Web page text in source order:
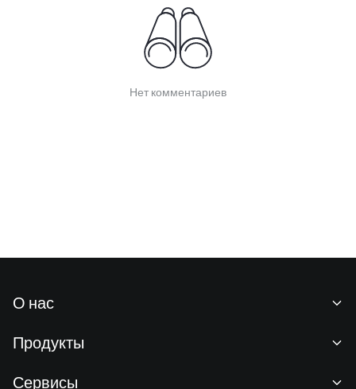
Нет комментариев
О нас
Отдел новостей
Продукты
Сервисы